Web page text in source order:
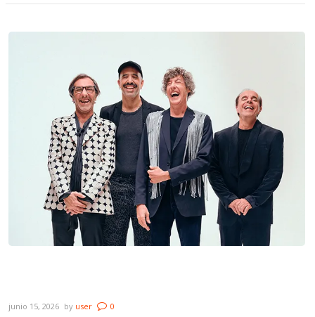
junio 15, 2026 by user 0